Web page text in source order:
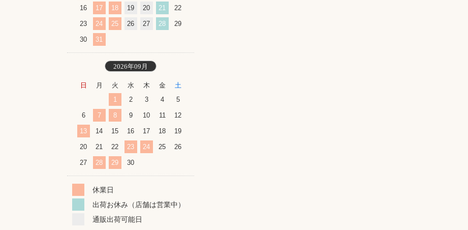
16 17 18 19 20 21 22
23 24 25 26 27 28 29
30 31
2026年09月
日 月 火 水 木 金
土
1
2 3 4 5
6 7 8 9 10 11 12
13 14 15 16 17 18 19
20 21 22 23 24 25 26
27 28 29 30
休業日
出荷お休み（店舗は営業中）
通販出荷可能日